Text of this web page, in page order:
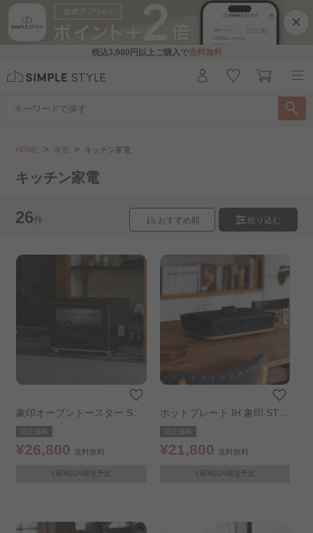
×
税込3,980円 以上ご購入で送料無料
HOME 家電 キッチン家電
こちらをお探しですか？
加湿器 パネルヒーター
キッチン家電
26件 おすすめ順 絞り込む
象印オーブントースター STA
N. EQ-FA22
販売価格
¥26,800 送料無料
1週間以内発送予定
ホットプレート IH 象印 STA
N. EA-FA10
販売価格
¥21,800 送料無料
1週間以内発送予定